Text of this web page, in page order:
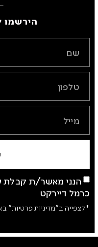
הירשמו
הנני מאשר/ת קבלת
כרמל דיירקט
*לצפייה ב"מדיניות פרטיות"